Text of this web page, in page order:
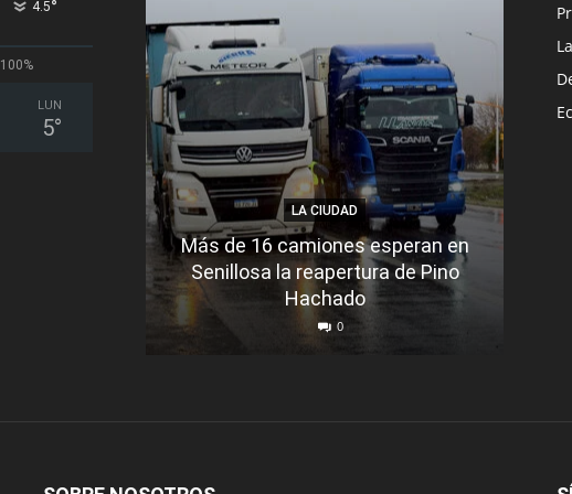
4.5°
100%
LUN
5°
LA CIUDAD
Más de 16 camiones esperan en
Senillosa la reapertura de Pino
Hachado
0